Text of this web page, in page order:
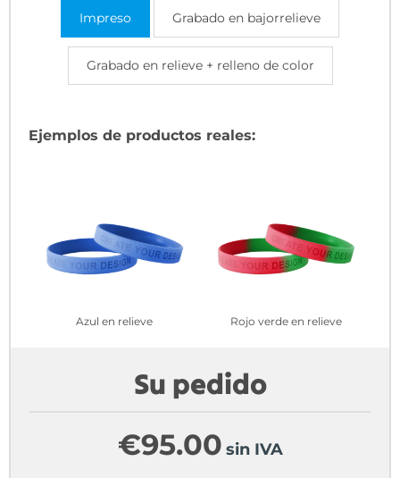
Impreso Grabado en bajorrelieve
Grabado en relieve + relleno de color
Ejemplos de productos reales:
Azul en relieve Rojo verde en relieve
Su pedido
€95.00 sin IVA